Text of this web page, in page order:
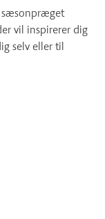
sæsonpræget
vil inspirerer dig
selv eller til